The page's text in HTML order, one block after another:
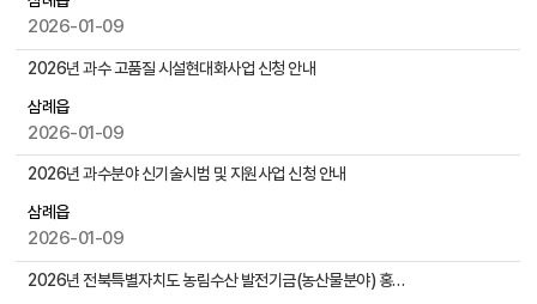
성
부
일
2026-01-09
2026년 과수 고품질 시설현대화사업 신청 안내
삼례읍
2026-01-09
2026년 과수분야 신기술시범 및 지원사업 신청 안내
삼례읍
2026-01-09
2026년 전북특별자치도 농림수산 발전기금(농산물분야) 홍보 및 1차 신청 안내